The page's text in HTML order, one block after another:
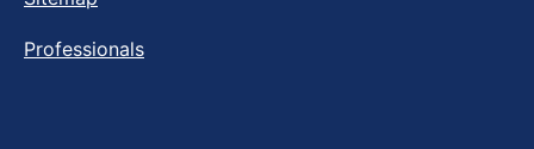
Professionals